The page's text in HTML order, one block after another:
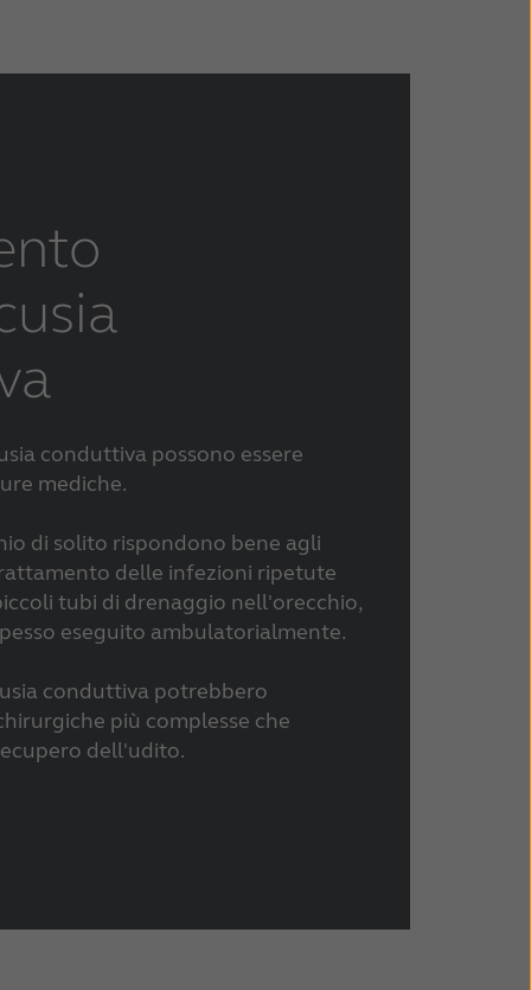
conduttiva possono essere
mediche.
di solito rispondono bene agli
delle infezioni ripetute
tubi di drenaggio nell'orecchio,
eseguito ambulatorialmente.
conduttiva potrebbero
più complesse che
dell'udito.